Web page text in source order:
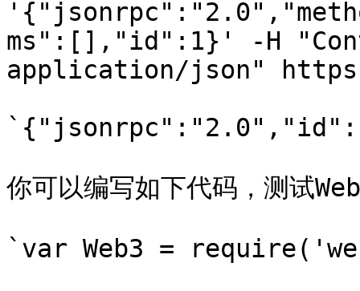
ms":[],"id":1}' -H
application/json"
你可以编写如下代码，测试
`var Web3 =